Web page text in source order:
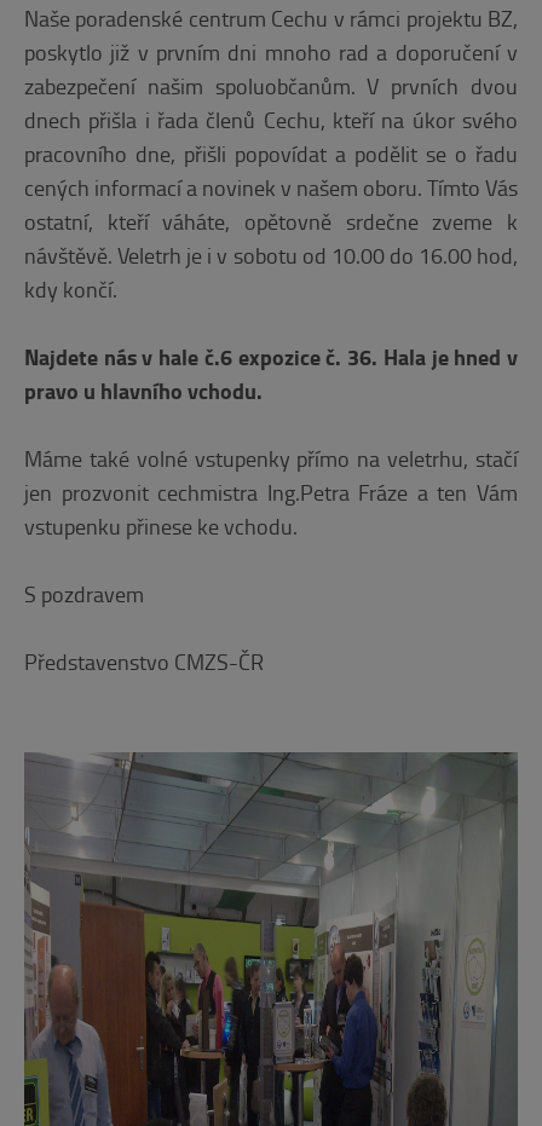
Naše poradenské centrum Cechu v rámci projektu BZ,
poskytlo již v prvním dni mnoho rad a doporučení v
zabezpečení našim spoluobčanům. V prvních dvou
dnech přišla i řada členů Cechu, kteří na úkor svého
pracovního dne, přišli popovídat a podělit se o řadu
cených informací a novinek v našem oboru. Tímto Vás
ostatní, kteří váháte, opětovně srdečne zveme k
návštěvě. Veletrh je i v sobotu od 10.00 do 16.00 hod,
kdy končí.
Najdete nás v hale č.6 expozice č. 36. Hala je hned v
pravo u hlavního vchodu.
Máme také volné vstupenky přímo na veletrhu, stačí
jen prozvonit cechmistra Ing.Petra Fráze a ten Vám
vstupenku přinese ke vchodu.
S pozdravem
Představenstvo CMZS-ČR